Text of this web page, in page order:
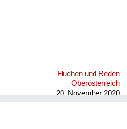
Fluchen und Reden
Oberösterreich
20. November 2020